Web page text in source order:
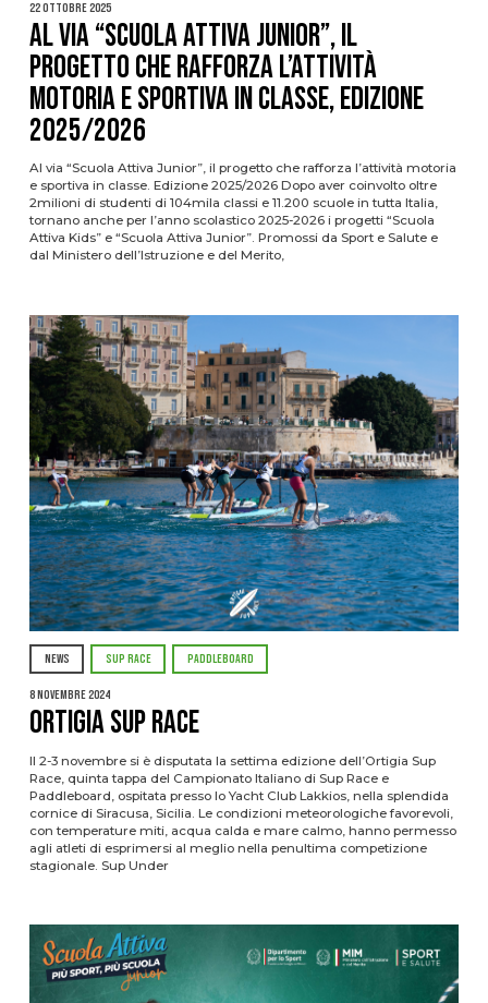
22 Ottobre 2025
Al via “Scuola Attiva Junior”, il
progetto che rafforza l’attività
motoria e sportiva in classe, edizione
2025/2026
Al via “Scuola Attiva Junior”, il progetto che rafforza l’attività motoria
e sportiva in classe. Edizione 2025/2026 Dopo aver coinvolto oltre
2milioni di studenti di 104mila classi e 11.200 scuole in tutta Italia,
tornano anche per l’anno scolastico 2025-2026 i progetti “Scuola
Attiva Kids” e “Scuola Attiva Junior”. Promossi da Sport e Salute e
dal Ministero dell’Istruzione e del Merito,
NEWS SUP RACE PADDLEBOARD
8 Novembre 2024
Ortigia Sup Race
Il 2-3 novembre si è disputata la settima edizione dell’Ortigia Sup
Race, quinta tappa del Campionato Italiano di Sup Race e
Paddleboard, ospitata presso lo Yacht Club Lakkios, nella splendida
cornice di Siracusa, Sicilia. Le condizioni meteorologiche favorevoli,
con temperature miti, acqua calda e mare calmo, hanno permesso
agli atleti di esprimersi al meglio nella penultima competizione
stagionale. Sup Under